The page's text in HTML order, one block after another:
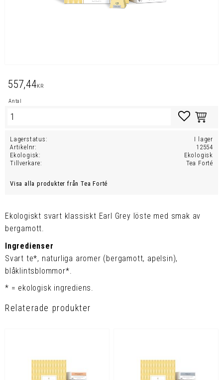
557,44KR
Antal
Lagerstatus
I lager
Artikelnr
12554
Ekologisk
Ekologisk
Tillverkare
Tea Forté
Visa alla produkter från Tea Forté
Ekologiskt svart klassiskt Earl Grey löste med smak av
bergamott.
Ingredienser
Svart te*, naturliga aromer (bergamott, apelsin),
blåklintsblommor*.
* = ekologisk ingrediens.
Relaterade produkter